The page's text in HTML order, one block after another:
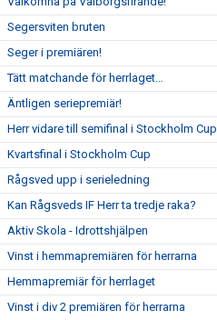
Segersviten bruten
Seger i premiären!
Tätt matchande för herrlaget…
Äntligen seriepremiär!
Herr vidare till semifinal i Stockholm Cup
Kvartsfinal i Stockholm Cup
Rågsved upp i serieledning
Kan Rågsveds IF Herr ta tredje raka?
Aktiv Skola - Idrottshjälpen
Vinst i hemmapremiären för herrarna
Hemmapremiär för herrlaget
Vinst i div 2 premiären för herrarna